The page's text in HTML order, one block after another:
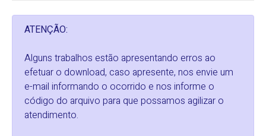
ATENÇÃO:
Alguns trabalhos estão apresentando erros ao
efetuar o download, caso apresente, nos envie um
e-mail informando o ocorrido e nos informe o
código do arquivo para que possamos agilizar o
atendimento.